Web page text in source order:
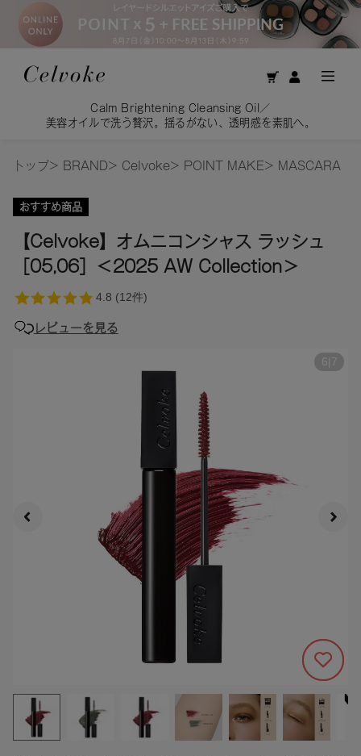
Cleansing Oil／
。揺るがない、透明感を素肌へ。
トップ> BRAND> Celvoke> POINT MAKE> MASCARA
おすすめ商品
【Celvoke】オムニコンシャス ラッシュ
［05,06］＜2025 AW Collection＞
レビューを見る
6 7
214